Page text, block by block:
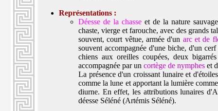
Représentations :
Déesse de la chasse et de la nature
chaste, vierge et farouche, avec des grands
souvent, court vêtue, armée d'un arc et de
souvent accompagnée d'une biche, d'un
chiens aux oreilles coupées, deux
accompagnée par un cortège de nymphes et
La présence d'un croissant lunaire et
comme la lune et apportant la lumière
diurne. En effet, les attributions lunaires
déesse Séléné (Artémis Séléné).